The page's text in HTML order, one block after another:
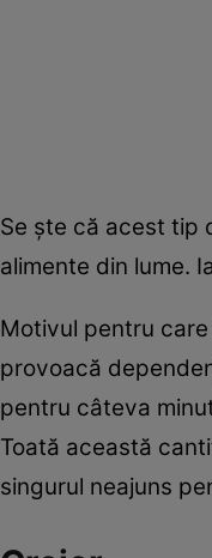
Se şte că acest tip
alimente din lume.
Motivul pentru
provoacă
pentru câteva
Toată această
singurul neajuns